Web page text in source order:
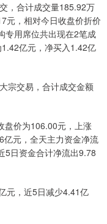
，合计成交量185.92万
元，相对今日收盘价折价
专用席位共出现在2笔成
亿元，净买入1.42亿
宗交易，合计成交金额
盘价为106.00元，上涨
元，全天主力资金净流
5日资金合计净流出9.78
元，近5日减少4.41亿